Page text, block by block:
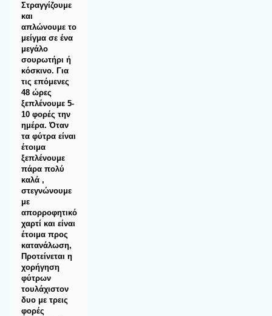
Στραγγίζουμε
και
απλώνουμε το
μείγμα σε ένα
μεγάλο
σουρωτήρι ή
κόσκινο. Για
τις επόμενες
48 ώρες
ξεπλένουμε 5-
10 φορές την
ημέρα. Όταν
τα φύτρα είναι
έτοιμα
ξεπλένουμε
πάρα πολύ
καλά ,
στεγνώνουμε
με
απορροφητικό
χαρτί και είναι
έτοιμα προς
κατανάλωση,
Προτείνεται η
χορήγηση
φύτρων
τουλάχιστον
δυο με τρεις
φορές